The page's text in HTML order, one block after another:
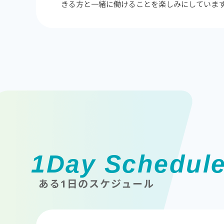
きる方と一緒に働けることを楽しみにしていま
1Day
ある1日のスケジュール